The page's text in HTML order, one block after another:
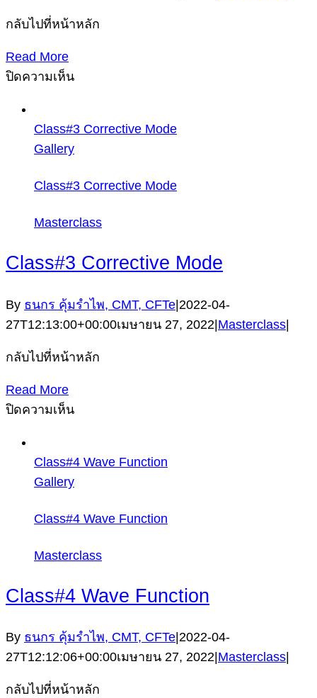
กลับไปที่หน้าหลัก
Read More
ปิดความเห็นบน
Mode
Class#3 Corrective Mode
Gallery
Class#3 Corrective Mode
Masterclass
Class#3 Corrective Mode
By ธนกร คุ้มรำไพ, CMT, CFTe|2022-04-
27T12:13:00+00:00เมษายน 27, 2022|Masterclass|
กลับไปที่หน้าหลัก
Read More
ปิดความเห็นบน
Mode
Class#4 Wave Function
Gallery
Class#4 Wave Function
Masterclass
Class#4 Wave Function
By ธนกร คุ้มรำไพ, CMT, CFTe 2022-04-
27T12:12:06+00:00เมษายน 27, 2022 Masterclass
กลับไปที่หน้าหลัก